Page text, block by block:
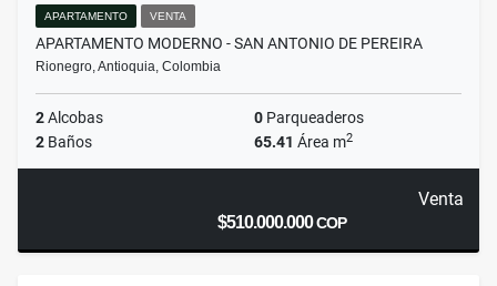
APARTAMENTO VENTA
APARTAMENTO MODERNO - SAN ANTONIO DE PEREIRA
Rionegro, Antioquia, Colombia
2Alcobas 0 Parqueaderos
2 Baños 65.41 Área m2
Venta
$510.000.000COP